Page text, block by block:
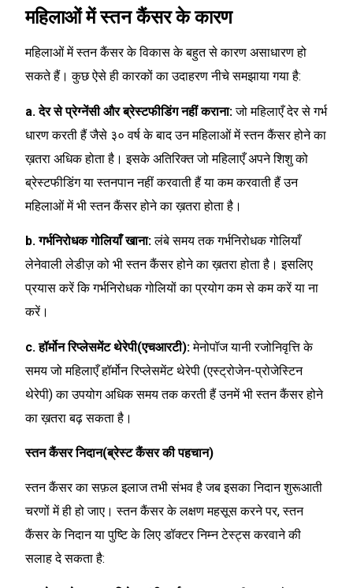
महिलाओं में स्तन कैंसर के कारण
महिलाओं में स्तन कैंसर के विकास के बहुत से कारण असाधारण हो
सकते हैं। कुछ ऐसे ही कारकों का उदाहरण नीचे समझाया गया है:
a. देर से प्रेग्नेंसी और ब्रेस्टफीडिंग नहीं कराना:जो महिलाएँ देर से गर्भ
धारण करती हैं जैसे ३० वर्ष के बाद उन महिलाओं में स्तन कैंसर होने का
ख़तरा अधिक होता है। इसके अतिरिक्त जो महिलाएँ अपने शिशु को
ब्रेस्टफीडिंग या स्तनपान नहीं करवाती हैं या कम करवाती हैं उन
महिलाओं में भी स्तन कैंसर होने का ख़तरा होता है।
b. गर्भनिरोधक गोलियाँ खाना:लंबे समय तक गर्भनिरोधक गोलियाँ
लेनेवाली लेडीज़ को भी स्तन कैंसर होने का ख़तरा होता है। इसलिए
प्रयास करें कि गर्भनिरोधक गोलियों का प्रयोग कम से कम करें या ना
करें।
c. हॉर्मोन रिप्लेसमेंट थेरेपी(एचआरटी):मेनोपॉज यानी रजोनिवृत्ति के
समय जो महिलाएँ हॉर्मोन रिप्लेसमेंट थेरेपी (एस्ट्रोजेन-प्रोजेस्टिन
थेरेपी) का उपयोग अधिक समय तक करती हैं उनमें भी स्तन कैंसर होने
का ख़तरा बढ़ सकता है।
स्तन कैंसर निदान(ब्रेस्ट कैंसर की पहचान)
स्तन कैंसर का सफ़ल इलाज तभी संभव है जब इसका निदान शुरूआती
चरणों में ही हो जाए। स्तन कैंसर के लक्षण महसूस करने पर, स्तन
कैंसर के निदान या पुष्टि के लिए डॉक्टर निम्न टेस्ट्स करवाने की
सलाह दे सकता है: